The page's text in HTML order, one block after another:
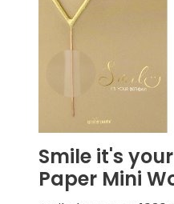
Smile it's
Paper Mini